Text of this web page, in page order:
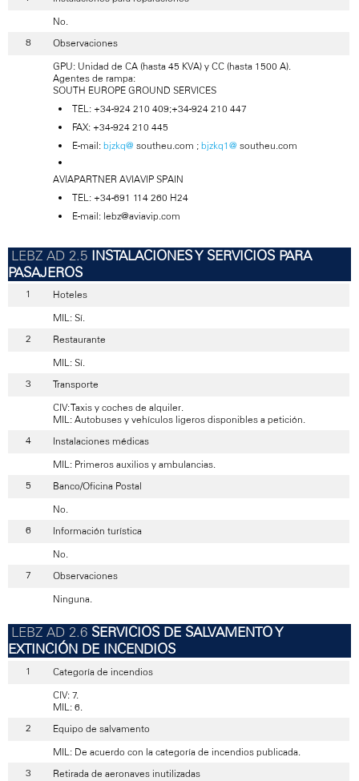
No.
Observaciones
GPU: Unidad de CA (hasta 45 KVA) y CC (hasta 1500 A).
Agentes de rampa:
SOUTH EUROPE GROUND SERVICES
TEL: +34-924 210 409;+34-924 210 447
FAX: +34-924 210 445
E-mail: bjzkq@ southeu.com ; bjzkq1@ southeu.com
AVIAPARTNER AVIAVIP SPAIN
TEL: +34-691 114 260 H24
E-mail: lebz@aviavip.com
INSTALACIONES Y SERVICIOS PARA
PASAJEROS
Hoteles
MIL: Sí.
Restaurante
MIL: Sí.
Transporte
CIV: Taxis y coches de alquiler.
MIL: Autobuses y vehículos ligeros disponibles a petición.
Instalaciones médicas
MIL: Primeros auxilios y ambulancias.
Banco/Oficina Postal
No.
Información turística
No.
Observaciones
Ninguna.
SERVICIOS DE SALVAMENTO Y
EXTINCIÓN DE INCENDIOS
Categoría de incendios
CIV: 7.
MIL: 6.
Equipo de salvamento
MIL: De acuerdo con la categoría de incendios publicada.
Retirada de aeronaves inutilizadas